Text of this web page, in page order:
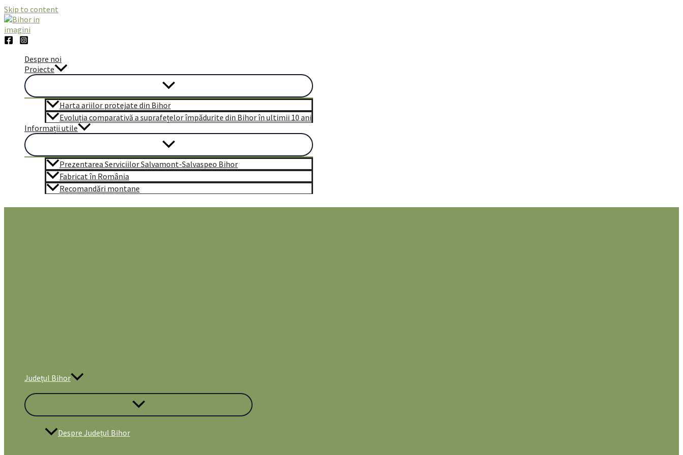
Skip to content
Despre noi
Proiecte
Harta ariilor protejate din Bihor
Evoluția comparativă a suprafețelor împădurite din Bihor în ultimii 10 ani
Informații utile
Prezentarea Serviciilor Salvamont-Salvaspeo Bihor
Fabricat în România
Recomandări montane
Județul Bihor
Despre Județul Bihor